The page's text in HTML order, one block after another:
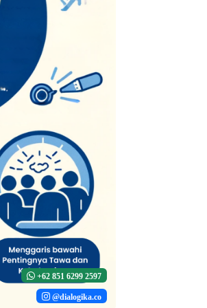
+62 851 6299 2597
@dialogika.co